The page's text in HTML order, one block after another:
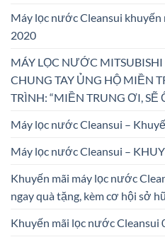
Máy lọc nước Cleansui khuyến
2020
MÁY LỌC NƯỚC
CHUNG TAY ỦNG HỘ MIỀN
TRÌNH: “MIỀN TRUNG ƠI, SẼ
Máy lọc nước Cleansui –
Máy lọc nước Cleansui –
Khuyến mãi máy lọc nước
ngay quà tặng, kèm cơ hội sở
Khuyến mãi lọc nước Cleansui